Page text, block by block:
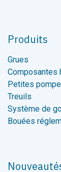
Produits
Grues
Composantes
Petites
Treuils
Système de
Bouées